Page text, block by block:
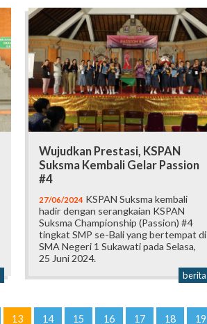
Wujudkan Prestasi, KSPAN
Suksma Kembali Gelar Passion
#4
27/06/2024 KSPAN Suksma kembali
hadir dengan serangkaian KSPAN
Suksma Championship (Passion) #4
tingkat SMP se-Bali yang bertempat di
SMA Negeri 1 Sukawati pada Selasa,
25 Juni 2024.
berita
13 14 15 16 17 18 19